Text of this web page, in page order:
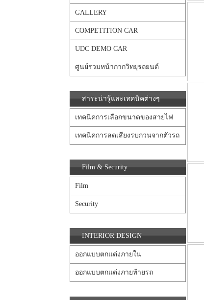
GALLERY
COMPETITION CAR
UDC DEMO CAR
ศูนย์รวมหน้ากากวิทยุรถยนต์
สาระน่ารู้และเทคนิคต่างๆ
เทคนิคการเลือกขนาดของสายไฟ
เทคนิคการลดเสียงรบกวนจากตัวรถ
Film & Security
Film
Security
INTERIOR DESIGN
ออกแบบตกแต่งภายใน
ออกแบบตกแต่งภายท้ายรถ